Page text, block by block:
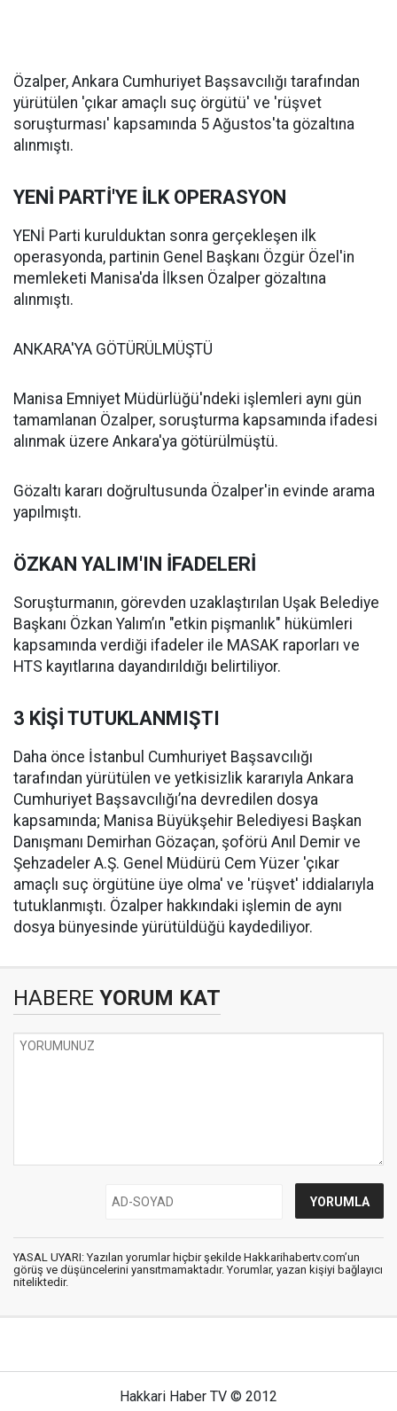
Özalper, Ankara Cumhuriyet Başsavcılığı tarafından
yürütülen 'çıkar amaçlı suç örgütü' ve 'rüşvet
soruşturması' kapsamında 5 Ağustos'ta gözaltına
alınmıştı.
YENİ PARTİ'YE İLK OPERASYON
YENİ Parti kurulduktan sonra gerçekleşen ilk
operasyonda, partinin Genel Başkanı Özgür Özel'in
memleketi Manisa'da İlksen Özalper gözaltına
alınmıştı.
ANKARA'YA GÖTÜRÜLMÜŞTÜ
Manisa Emniyet Müdürlüğü'ndeki işlemleri aynı gün
tamamlanan Özalper, soruşturma kapsamında ifadesi
alınmak üzere Ankara'ya götürülmüştü.
Gözaltı kararı doğrultusunda Özalper'in evinde arama
yapılmıştı.
ÖZKAN YALIM'IN İFADELERİ
Soruşturmanın, görevden uzaklaştırılan Uşak Belediye
Başkanı Özkan Yalım’ın "etkin pişmanlık" hükümleri
kapsamında verdiği ifadeler ile MASAK raporları ve
HTS kayıtlarına dayandırıldığı belirtiliyor.
3 KİŞİ TUTUKLANMIŞTI
Daha önce İstanbul Cumhuriyet Başsavcılığı
tarafından yürütülen ve yetkisizlik kararıyla Ankara
Cumhuriyet Başsavcılığı’na devredilen dosya
kapsamında; Manisa Büyükşehir Belediyesi Başkan
Danışmanı Demirhan Gözaçan, şoförü Anıl Demir ve
Şehzadeler A.Ş. Genel Müdürü Cem Yüzer 'çıkar
amaçlı suç örgütüne üye olma' ve 'rüşvet' iddialarıyla
tutuklanmıştı. Özalper hakkındaki işlemin de aynı
dosya bünyesinde yürütüldüğü kaydediliyor.
HABERE YORUM KAT
YASAL UYARI: Yazılan yorumlar hiçbir şekilde Hakkarihabertv.com’un
görüş ve düşüncelerini yansıtmamaktadır. Yorumlar, yazan kişiyi bağlayıcı
niteliktedir.
Hakkari Haber TV © 2012